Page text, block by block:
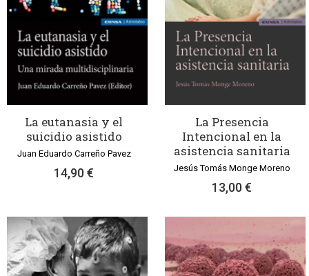
La eutanasia y el
suicidio asistido
Juan Eduardo Carreño Pavez
14,90 €
La Presencia
Intencional en la
asistencia sanitaria
Jesús Tomás Monge Moreno
13,00 €